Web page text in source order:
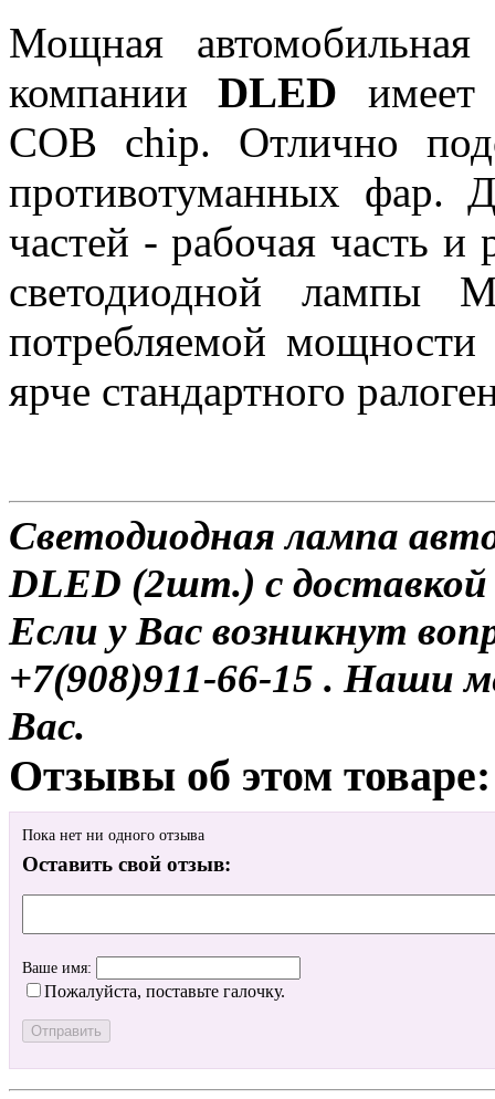
Мощная
компанииDLED имеет
COB chip. Отлично
противотуманных фар.
частей - рабочая часть и
светодиодной лампы
потребляемой
ярче стандартного
Светодиодная лампа
DLED (2шт.) с доставкой
Если у Вас возникнут
+7(908)911-66-15 . Наши
Вас.
Отзывы об этом товаре:
Пока нет ни одного отзыва
Оставить свой отзыв:
Ваше имя:
Пожалуйста, поставьте галочку.